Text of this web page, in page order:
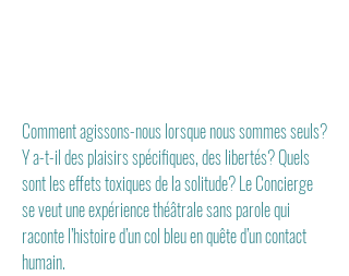
Comment agissons-nous lorsque nous sommes seuls?
Y a-t-il des plaisirs spécifiques, des libertés? Quels
sont les effets toxiques de la solitude? Le Concierge
se veut une expérience théâtrale sans parole qui
raconte l’histoire d’un col bleu en quête d’un contact
humain.